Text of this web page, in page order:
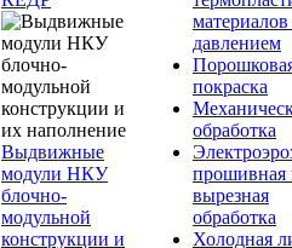
Выдвижные
модули НКУ
блочно-
модульной
конструкции и
давлением
покраска
обработка
прошивная
вырезная
обработка
Холодная